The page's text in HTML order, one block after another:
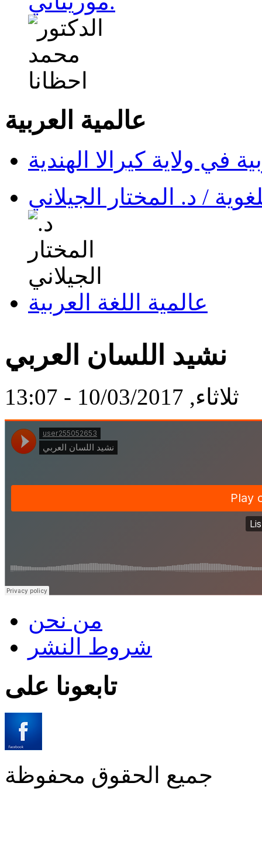
عالمية العربية
في ولاية كيرالا الهندية
/ د. المختار الجيلاني
عالمية اللغة العربية
نشيد اللسان العربي
ثلاثاء, 10/03/2017 - 13:07
من نحن
شروط النشر
تابعونا على
جميع الحقوق محفوظة